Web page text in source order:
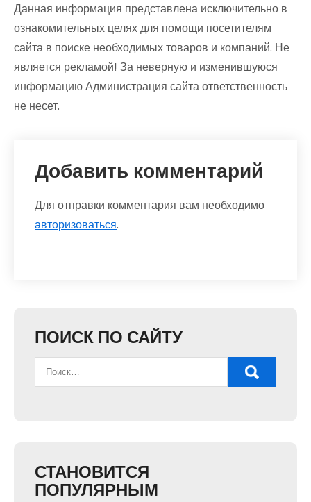
Данная информация представлена исключительно в
ознакомительных целях для помощи посетителям
сайта в поиске необходимых товаров и компаний. Не
является рекламой! За неверную и изменившуюся
информацию Администрация сайта ответственность
не несет.
Добавить комментарий
Для отправки комментария вам необходимо
авторизоваться.
ПОИСК ПО САЙТУ
СТАНОВИТСЯ
ПОПУЛЯРНЫМ